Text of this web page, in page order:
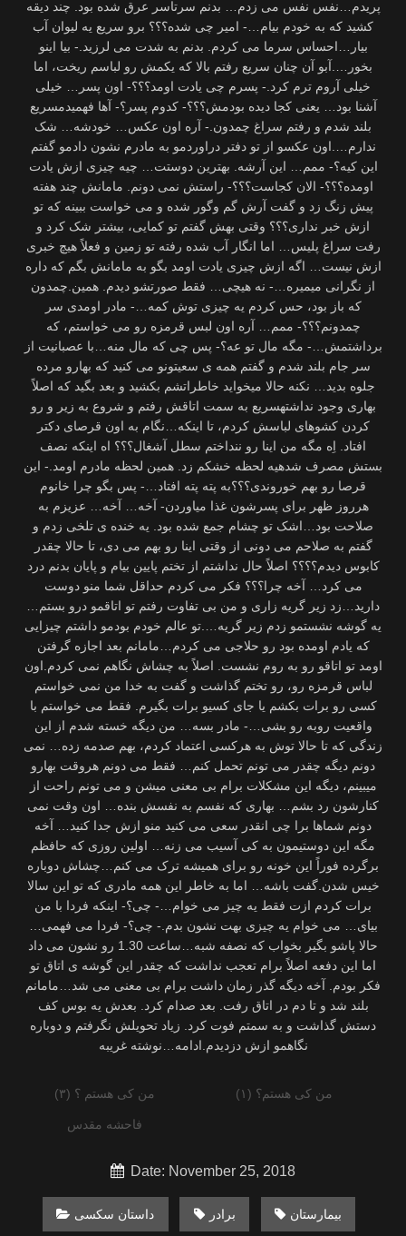
من کی هستم ؟ (۳) من کی هستم؟ (۱)
فاحشه مقدس
Date: November 25, 2018
داستان سکسی برادر بیمارستان